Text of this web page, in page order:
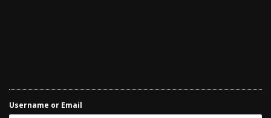
Username or Email